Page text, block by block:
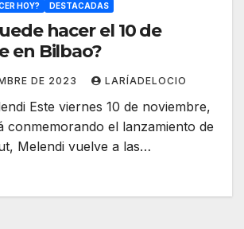
HOY? DESTACADAS
hacer el 10 de
en Bilbao?
DE 2023 LARÍADELOCIO
Este viernes 10 de noviembre,
conmemorando el lanzamiento de
Melendi vuelve a las…